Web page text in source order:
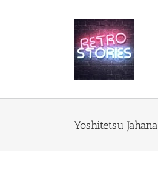
Yoshitetsu Jahana